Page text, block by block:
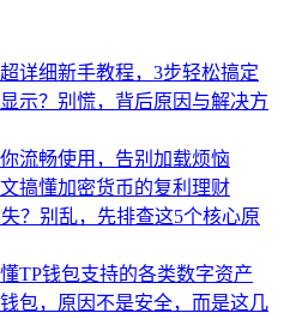
详细新手教程，3步轻松搞定
示？别慌，背后原因与解决方
流畅使用，告别加载烦恼
搞懂加密货币的复利理财
？别乱，先排查这5个核心原
TP钱包支持的各类数字资产
包，原因不是安全，而是这几